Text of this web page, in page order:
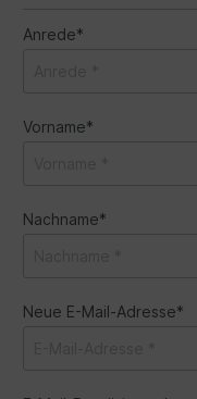
Anrede*
Vorname*
Nachname*
Neue E-Mail-Adresse*